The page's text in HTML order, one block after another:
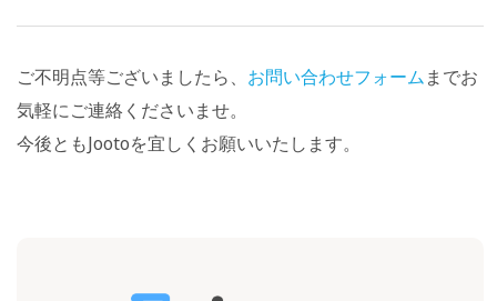
ご不明点等ございましたら、 お問い合わせフォームまでお
気軽にご連絡くださいませ。
今後ともJootoを宜しくお願いいたします。